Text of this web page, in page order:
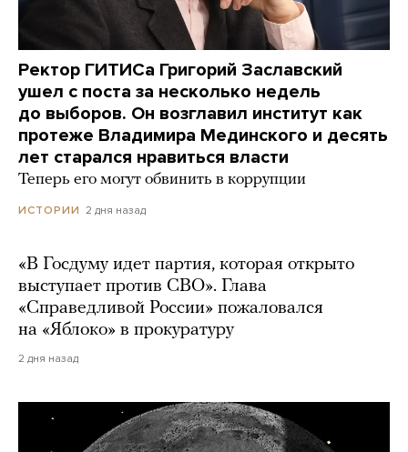
Ректор ГИТИСа Григорий Заславский
ушел с поста за несколько недель
до выборов. Он возглавил институт как
протеже Владимира Мединского и десять
лет старался нравиться власти
Теперь его могут обвинить в коррупции
ИСТОРИИ 2 дня назад
«В Госдуму идет партия, которая открыто
выступает против СВО». Глава
«Справедливой России» пожаловался
на «Яблоко» в прокуратуру
2 дня назад